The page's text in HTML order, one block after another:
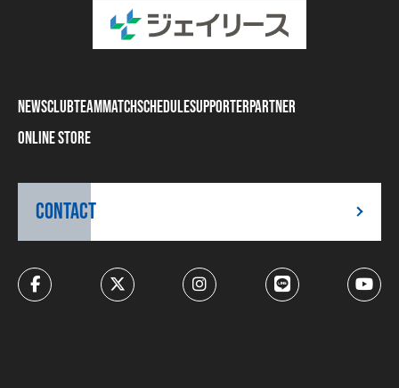
NEWSCLUBTEAMMATCHSCHEDULESUPPORTERPARTNER
ONLINE STORE
CONTACT